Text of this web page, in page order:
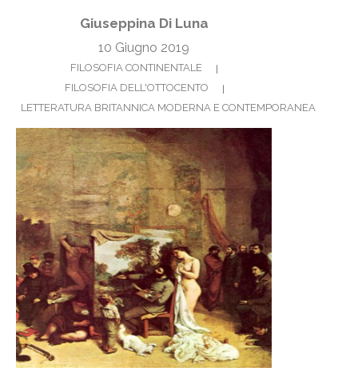
Giuseppina Di Luna
10 Giugno 2019
FILOSOFIA CONTINENTALE
FILOSOFIA DELL'OTTOCENTO
LETTERATURA BRITANNICA MODERNA E CONTEMPORANEA